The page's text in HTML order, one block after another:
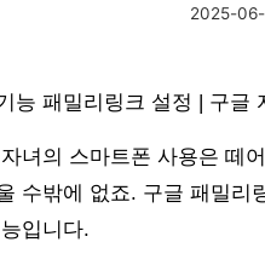
2025-
능 패밀리링크 설정 | 구글
녀의 스마트폰 사용은 떼
수밖에 없죠. 구글 패밀리
입니다.